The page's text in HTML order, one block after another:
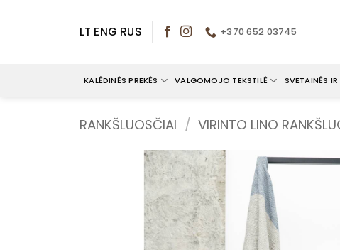
LT ENG RUS +370 652 03745
KALĖDINĖS PREKĖS VALGOMOJO TEKSTILĖ SVETAINĖS
RANKŠLUOSČIAI / VIRINTO LINO